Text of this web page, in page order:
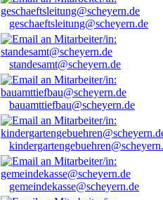
geschaeftsleitung@scheyern.de
standesamt@scheyern.de
bauamttiefbau@scheyern.de
gemeindekasse@scheyern.de